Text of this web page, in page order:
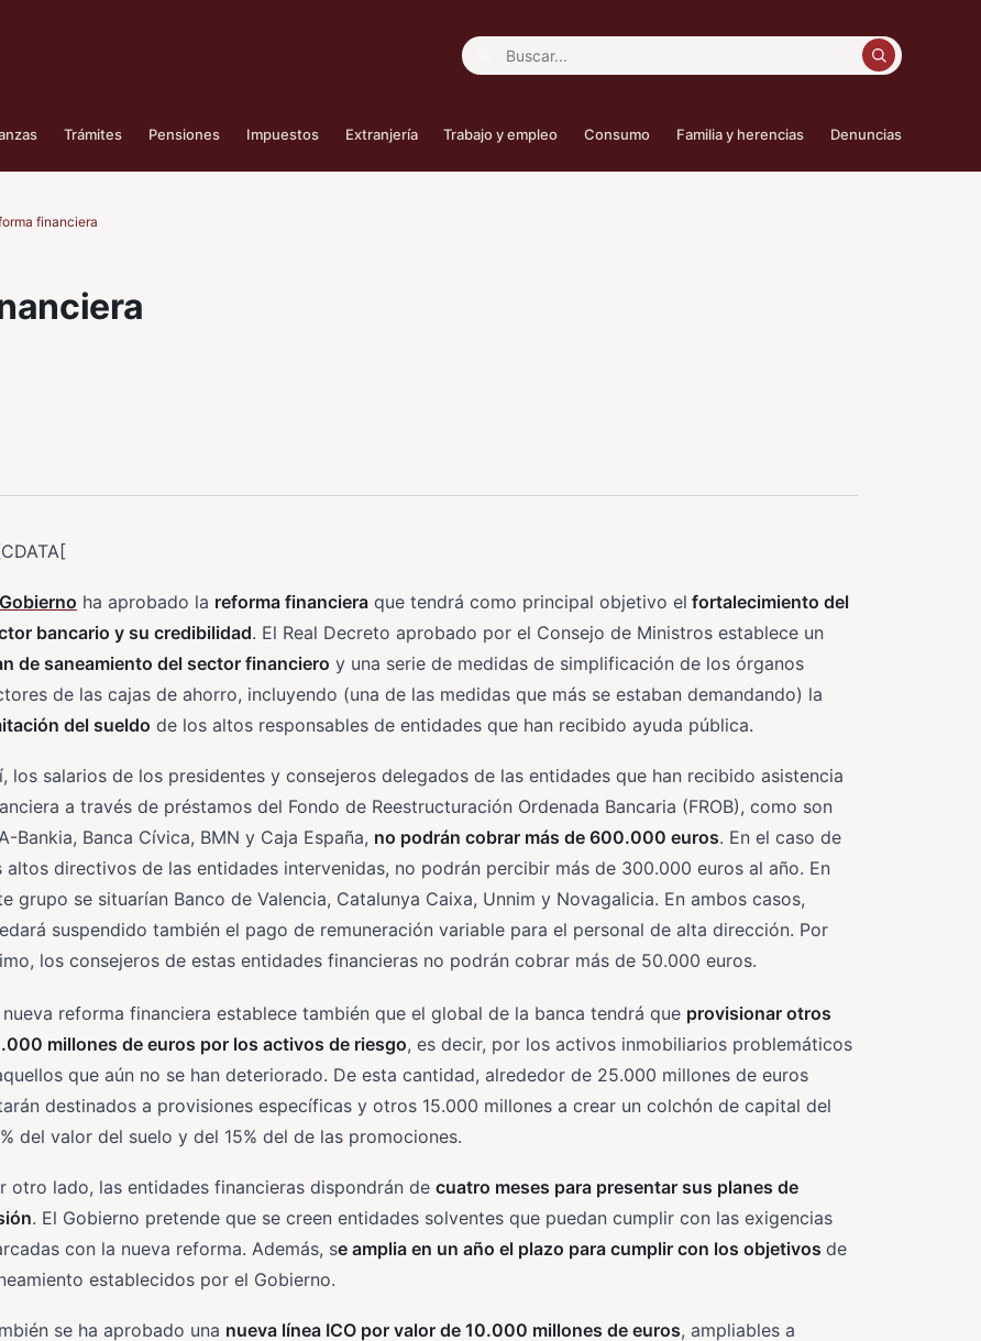
Buscar:
Trámites Pensiones Impuestos Extranjería Trabajo y empleo Consumo Familia y herencias Denuncias
financiera
Gobierno ha aprobado la reforma financiera que tendrá como principal objetivo el fortalecimiento del
bancario y su credibilidad. El Real Decreto aprobado por el Consejo de Ministros establece un
de saneamiento del sector financiero y una serie de medidas de simplificación de los órganos
de las cajas de ahorro, incluyendo (una de las medidas que más se estaban demandando) la
del sueldo de los altos responsables de entidades que han recibido ayuda pública.
los salarios de los presidentes y consejeros delegados de las entidades que han recibido asistencia
a través de préstamos del Fondo de Reestructuración Ordenada Bancaria (FROB), como son
Bankia, Banca Cívica, BMN y Caja España, no podrán cobrar más de 600.000 euros. En el caso de
altos directivos de las entidades intervenidas, no podrán percibir más de 300.000 euros al año. En
grupo se situarían Banco de Valencia, Catalunya Caixa, Unnim y Novagalicia. En ambos casos,
suspendido también el pago de remuneración variable para el personal de alta dirección. Por
los consejeros de estas entidades financieras no podrán cobrar más de 50.000 euros.
nueva reforma financiera establece también que el global de la banca tendrá que provisionar otros
millones de euros por los activos de riesgo, es decir, por los activos inmobiliarios problemáticos
que aún no se han deteriorado. De esta cantidad, alrededor de 25.000 millones de euros
destinados a provisiones específicas y otros 15.000 millones a crear un colchón de capital del
del valor del suelo y del 15% del de las promociones.
otro lado, las entidades financieras dispondrán de cuatro meses para presentar sus planes de
. El Gobierno pretende que se creen entidades solventes que puedan cumplir con las exigencias
con la nueva reforma. Además, se amplia en un año el plazo para cumplir con los objetivos de
establecidos por el Gobierno.
se ha aprobado una nueva línea ICO por valor de 10.000 millones de euros, ampliables a